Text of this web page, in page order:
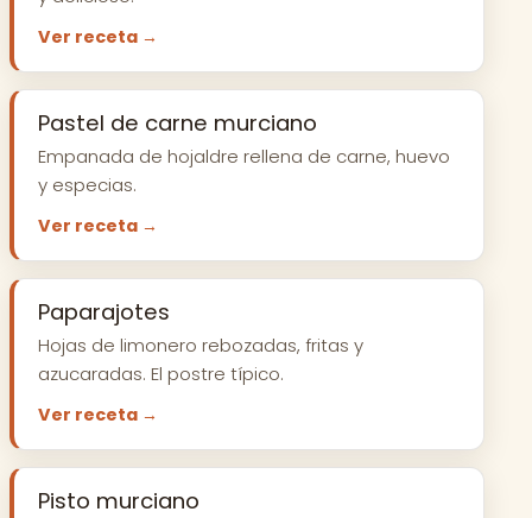
Ver receta →
Pastel de carne murciano
Empanada de hojaldre rellena de carne, huevo
y especias.
Ver receta →
Paparajotes
Hojas de limonero rebozadas, fritas y
azucaradas. El postre típico.
Ver receta →
Pisto murciano